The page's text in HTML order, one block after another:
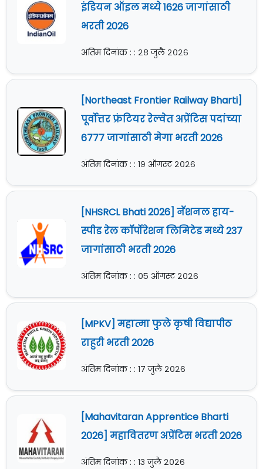
इंडियन ऑइल मध्ये 1626 जागांसाठी
भरती 2026
अंतिम दिनांक : : २८ जुलै २०२६
[Northeast Frontier Railway Bharti]
पूर्वोत्तर फ्रंटियर रेल्वेत अप्रेंटिस पदांच्या
6777 जागांसाठी मेगा भरती 2026
अंतिम दिनांक : : १९ ऑगस्ट २०२६
[NHSRCL Bhati 2026] नॅशनल हाय-
स्पीड रेल कॉर्पोरेशन लिमिटेड मध्ये 237
जागांसाठी भरती 2026
अंतिम दिनांक : : ०५ ऑगस्ट २०२६
[MPKV] महात्मा फुले कृषी विद्यापीठ
राहुरी भरती 2026
अंतिम दिनांक : : १७ जुलै २०२६
[Mahavitaran Apprentice Bharti
2026] महावितरण अप्रेंटिस भरती 2026
अंतिम दिनांक : : १३ जुलै २०२६